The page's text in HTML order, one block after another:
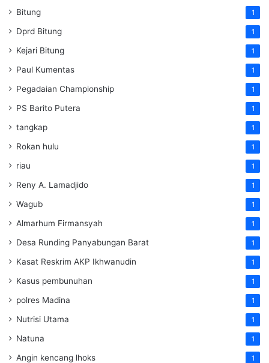
Bitung 1
Dprd Bitung 1
Kejari Bitung 1
Paul Kumentas 1
Pegadaian Championship 1
PS Barito Putera 1
tangkap 1
Rokan hulu 1
riau 1
Reny A. Lamadjido 1
Wagub 1
Almarhum Firmansyah 1
Desa Runding Panyabungan Barat 1
Kasat Reskrim AKP Ikhwanudin 1
Kasus pembunuhan 1
polres Madina 1
Nutrisi Utama 1
Natuna 1
Angin kencang lhoks 1